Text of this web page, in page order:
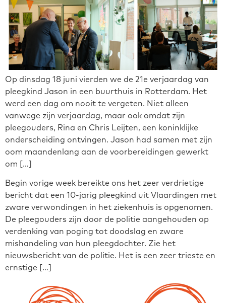
Op dinsdag 18 juni vierden we de 21e verjaardag van
pleegkind Jason in een buurthuis in Rotterdam. Het
werd een dag om nooit te vergeten. Niet alleen
vanwege zijn verjaardag, maar ook omdat zijn
pleegouders, Rina en Chris Leijten, een koninklijke
onderscheiding ontvingen. Jason had samen met zijn
oom maandenlang aan de voorbereidingen gewerkt
om […]
Begin vorige week bereikte ons het zeer verdrietige
bericht dat een 10-jarig pleegkind uit Vlaardingen met
zware verwondingen in het ziekenhuis is opgenomen.
De pleegouders zijn door de politie aangehouden op
verdenking van poging tot doodslag en zware
mishandeling van hun pleegdochter. Zie het
nieuwsbericht van de politie. Het is een zeer trieste en
ernstige […]